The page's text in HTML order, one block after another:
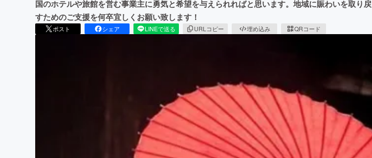
国のホテルや旅館を営む事業主に勇気と希望を与えられればと思います。地域に賑わいを取り戻
すためのご支援を何卒宜しくお願い致します！
ポスト シェア LINEで送る URLコピー 埋め込み QRコード